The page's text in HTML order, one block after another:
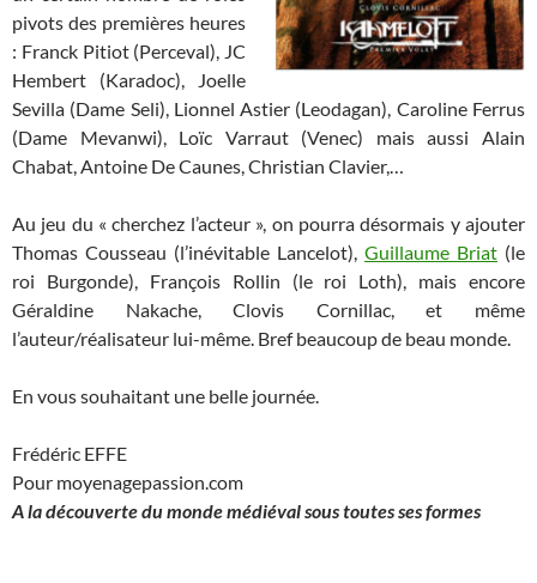
pivots des premières heures
: Franck Pitiot (Perceval), JC
Hembert (Karadoc), Joelle
Sevilla (Dame Seli), Lionnel Astier (Leodagan), Caroline Ferrus
(Dame Mevanwi), Loïc Varraut (Venec) mais aussi Alain
Chabat, Antoine De Caunes, Christian Clavier,…
Au jeu du « cherchez l’acteur », on pourra désormais y ajouter
Thomas Cousseau (l’inévitable Lancelot), Guillaume Briat (le
roi Burgonde), François Rollin (le roi Loth), mais encore
Géraldine Nakache, Clovis Cornillac, et même
l’auteur/réalisateur lui-même. Bref beaucoup de beau monde.
En vous souhaitant une belle journée.
Frédéric EFFE
Pour moyenagepassion.com
A la découverte du monde médiéval sous toutes ses formes